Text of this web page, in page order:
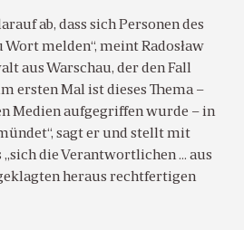
ab, dass sich Personen des
melden“, meint Radosław
aus Warschau, der den Fall
ersten Mal ist dieses Thema –
Medien aufgegriffen wurde – in
sagt er und stellt mit
„sich die Verantwortlichen … aus
heraus rechtfertigen